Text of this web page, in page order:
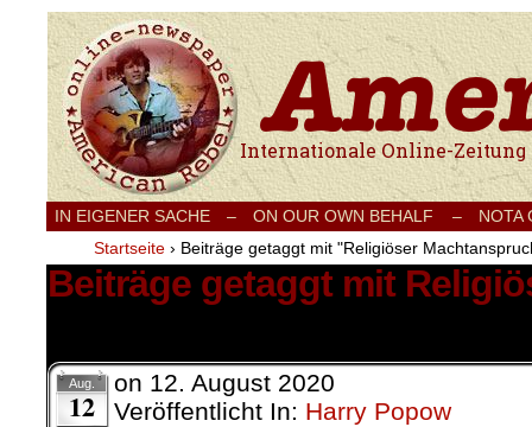
Internationale Onlinezeitung für Frieden,
IN EIGENER SACHE – ON OUR OWN BEHALF –
NOTA
Startseite › Beiträge getaggt mit "Religiöser
Beiträge getaggt mit
Aug.
12
on 12. August 2020
Veröffentlicht In: Harry Popow